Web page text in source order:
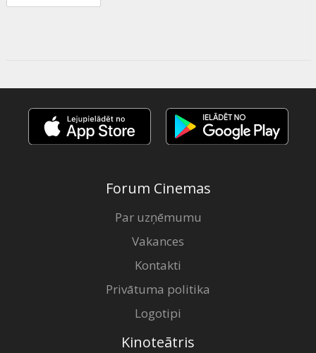
Forum Cinemas
Par uzņēmumu
Vakances
Kontakti
Privātuma politika
Logotipi
Kinoteātris